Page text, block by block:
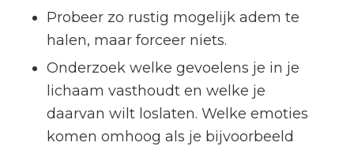
Probeer zo rustig mogelijk adem te
halen, maar forceer niets.
Onderzoek welke gevoelens je in je
lichaam vasthoudt en welke je
daarvan wilt loslaten. Welke emoties
komen omhoog als je bijvoorbeeld